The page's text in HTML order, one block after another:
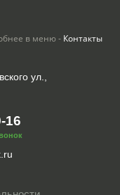
в меню - Контакты
ул.,
16